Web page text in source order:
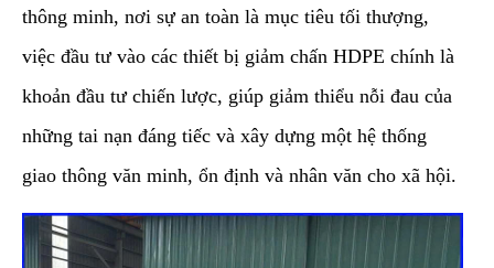
thông minh, nơi sự an toàn là mục tiêu tối thượng,
việc đầu tư vào các thiết bị giảm chấn HDPE chính là
khoản đầu tư chiến lược, giúp giảm thiểu nỗi đau của
những tai nạn đáng tiếc và xây dựng một hệ thống
giao thông văn minh, ổn định và nhân văn cho xã hội.